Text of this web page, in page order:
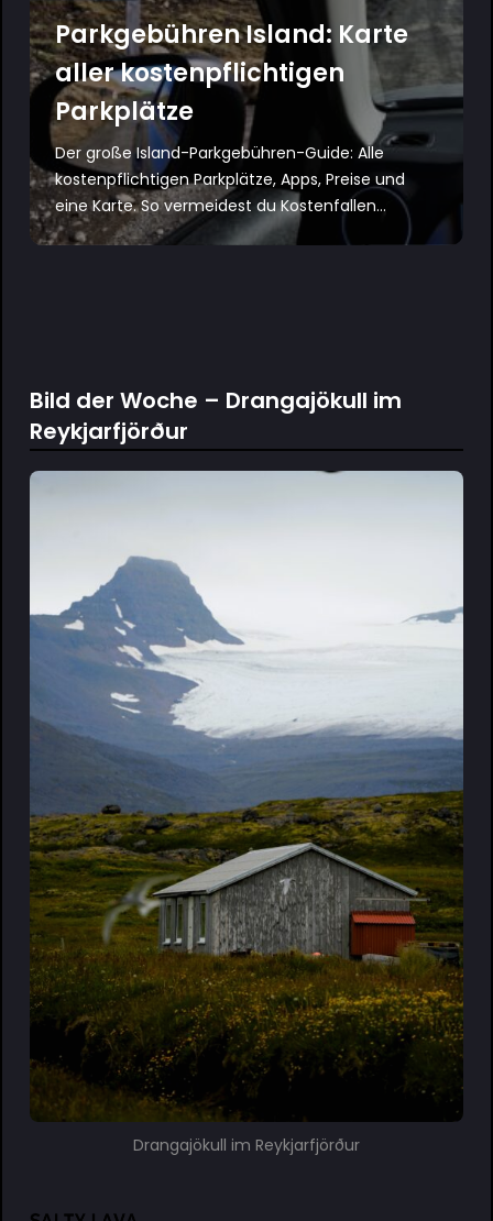
Parkgebühren Island: Karte
aller kostenpflichtigen
Parkplätze
Der große Island-Parkgebühren-Guide: Alle
kostenpflichtigen Parkplätze, Apps, Preise und
eine Karte. So vermeidest du Kostenfallen...
Bild der Woche – Drangajökull im
Reykjarfjörður
Drangajökull im Reykjarfjörður